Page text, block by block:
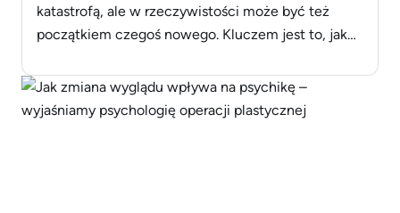
katastrofą, ale w rzeczywistości może być też
początkiem czegoś nowego. Kluczem jest to, jak
podejmiesz. Psychologowie z Instytutu Psychologii
Związków pokazują, co zrobić, by nie tylko